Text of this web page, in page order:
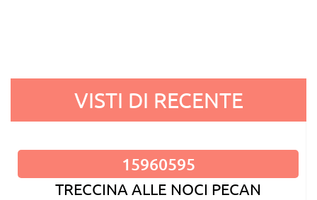
VISTI DI RECENTE
15960595
TRECCINA ALLE NOCI PECAN